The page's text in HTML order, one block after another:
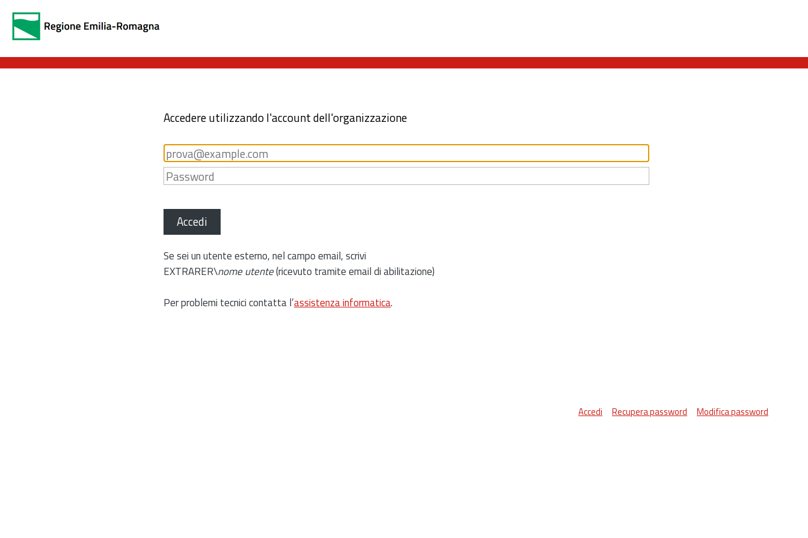
Accedere utilizzando l'account dell'organizzazione
Accedi
Se sei un utente esterno, nel campo email, scrivi
EXTRARER\nome utente(ricevuto tramite email di abilitazione)
Per problemi tecnici contatta l’assistenza informatica.
Accedi Recupera password Modifica password